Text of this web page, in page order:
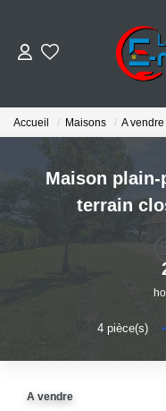
Accueil Maisons A vendre
Maison plain-
terrain
4 pièce(s) •
A vendre